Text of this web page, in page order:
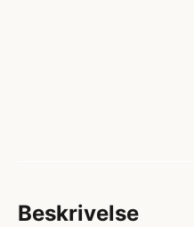
Beskrivelse